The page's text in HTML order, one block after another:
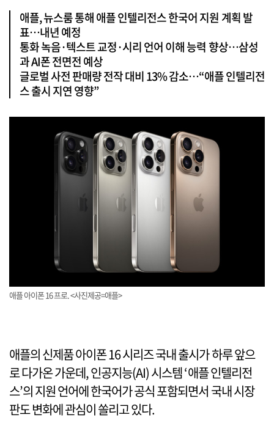
애플, 뉴스룸 통해 애플 인텔리전스 한국어 지원 계획 발
표…내년 예정
통화 녹음·텍스트 교정·시리 언어 이해 능력 향상…삼성
과 AI폰 전면전 예상
글로벌 사전 판매량 전작 대비 13% 감소…“애플 인텔리전
스 출시 지연 영향”
애플 아이폰 16 프로. <사진제공=애플>
애플의 신제품 아이폰 16 시리즈 국내 출시가 하루 앞으
로 다가온 가운데, 인공지능(AI) 시스템 ‘애플 인텔리전
스’의 지원 언어에 한국어가 공식 포함되면서 국내 시장
판도 변화에 관심이 쏠리고 있다.